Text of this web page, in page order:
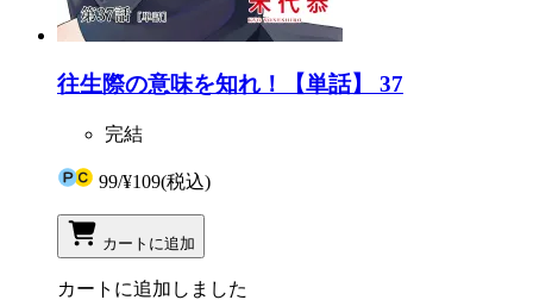
往生際の意味を知れ！【単話】 37
完結
99/¥109(税込)
カートに追加
カートに追加しました